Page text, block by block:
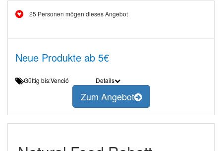
25 Personen mögen dieses Angebot
Neue Produkte ab 5€
Gültig bis:Venció Details
Zum Angebot